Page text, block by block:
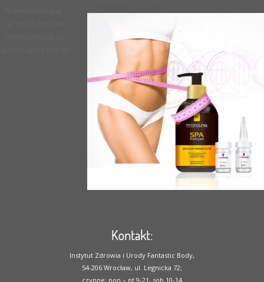
Kontakt:
Instytut Zdrowia i Urody Fantastic Body,
54-206 Wrocław, ul. Legnicka 72;
czynne: pon – pt 9-21, sob 10-14